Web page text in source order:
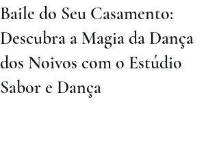
Baile do Seu Casamento:
Descubra a Magia da Dança
dos Noivos com o Estúdio
Sabor e Dança